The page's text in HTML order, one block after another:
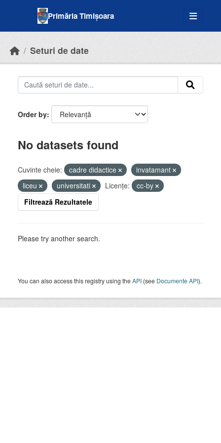
Primăria Timișoara
Seturi de date
Order by
No datasets found
Cuvinte cheie: cadre didactice
invatamant
liceu
universitati Licenţe:
cc-by
Filtrează Rezultatele
Please try another search.
You can also access this registry using theAPI (see Documente API).